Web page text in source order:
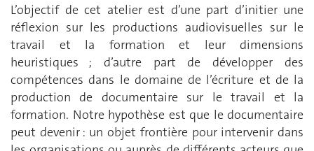
L’objectif de cet atelier est d’une part d’initier une
réflexion sur les productions audiovisuelles sur le
travail et la formation et leur dimensions
heuristiques ; d’autre part de développer des
compétences dans le domaine de l’écriture et de la
production de documentaire sur le travail et la
formation. Notre hypothèse est que le documentaire
peut devenir : un objet frontière pour intervenir dans